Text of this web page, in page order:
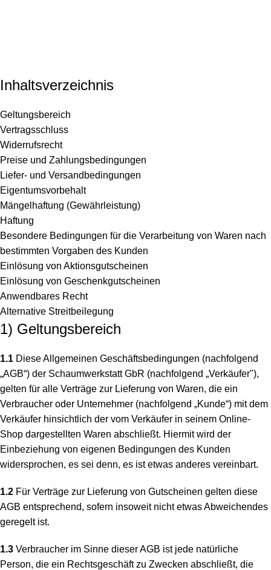
Inhaltsverzeichnis
Geltungsbereich
Vertragsschluss
Widerrufsrecht
Preise und Zahlungsbedingungen
Liefer- und Versandbedingungen
Eigentumsvorbehalt
Mängelhaftung (Gewährleistung)
Haftung
Besondere Bedingungen für die Verarbeitung von Waren nach
bestimmten Vorgaben des Kunden
Einlösung von Aktionsgutscheinen
Einlösung von Geschenkgutscheinen
Anwendbares Recht
Alternative Streitbeilegung
1) Geltungsbereich
1.1 Diese Allgemeinen Geschäftsbedingungen (nachfolgend
„AGB“) der Schaumwerkstatt GbR (nachfolgend „Verkäufer"),
gelten für alle Verträge zur Lieferung von Waren, die ein
Verbraucher oder Unternehmer (nachfolgend „Kunde“) mit dem
Verkäufer hinsichtlich der vom Verkäufer in seinem Online-
Shop dargestellten Waren abschließt. Hiermit wird der
Einbeziehung von eigenen Bedingungen des Kunden
widersprochen, es sei denn, es ist etwas anderes vereinbart.
1.2 Für Verträge zur Lieferung von Gutscheinen gelten diese
AGB entsprechend, sofern insoweit nicht etwas Abweichendes
geregelt ist.
1.3 Verbraucher im Sinne dieser AGB ist jede natürliche
Person, die ein Rechtsgeschäft zu Zwecken abschließt, die